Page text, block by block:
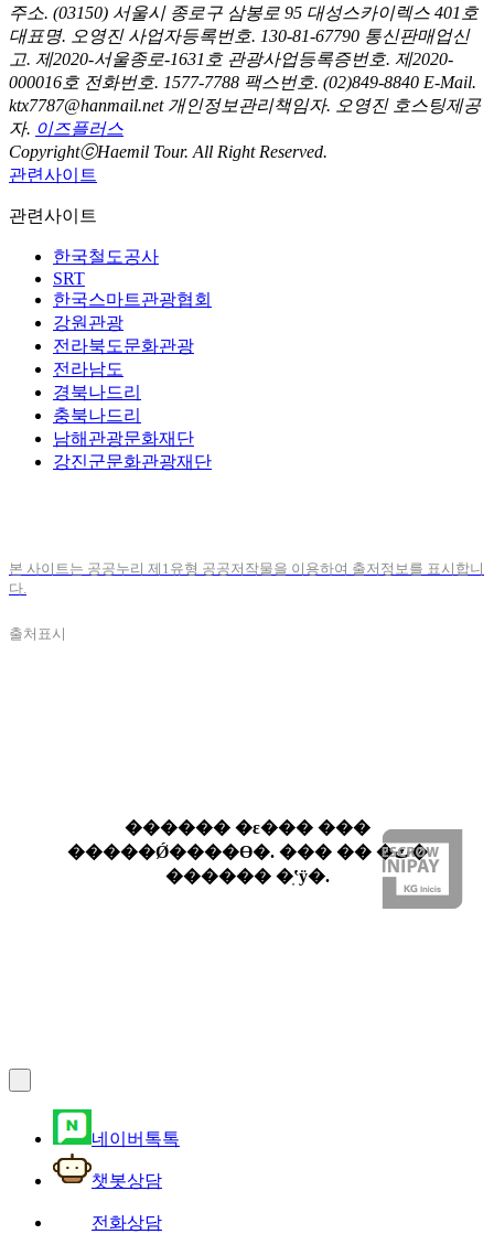
주소. (03150) 서울시 종로구 삼봉로 95 대성스카이렉스 401호
대표명. 오영진사업자등록번호. 130-81-67790 통신판매업신
고. 제2020-서울종로-1631호관광사업등록증번호. 제2020-
000016호전화번호. 1577-7788 팩스번호. (02)849-8840 E-Mail.
ktx7787@hanmail.net개인정보관리책임자. 오영진호스팅제공
자. 이즈플러스
CopyrightⓒHaemil Tour. All Right Reserved.
관련사이트
관련사이트
한국철도공사
SRT
한국스마트관광협회
강원관광
전라북도문화관광
전라남도
경북나드리
충북나드리
남해관광문화재단
강진군문화관광재단
본 사이트는 공공누리 제1유형 공공저작물을 이용하여 출저정보를 표시합니
다.
출처표시
네이버톡톡
챗봇상담
전화상담